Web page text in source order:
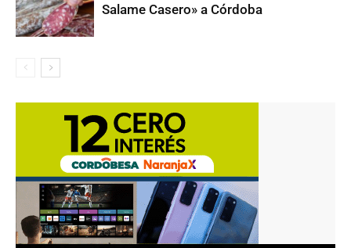
Salame Casero» a Córdoba